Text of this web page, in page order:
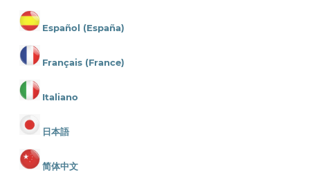
Español (España)
Français (France)
Italiano
日本語
简体中文